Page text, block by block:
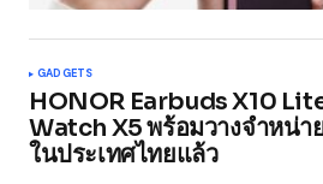
GADGETS
HONOR Earbuds X10
Watch X5 พร้อมวางจำหน่า
ในประเทศไทยแล้ว